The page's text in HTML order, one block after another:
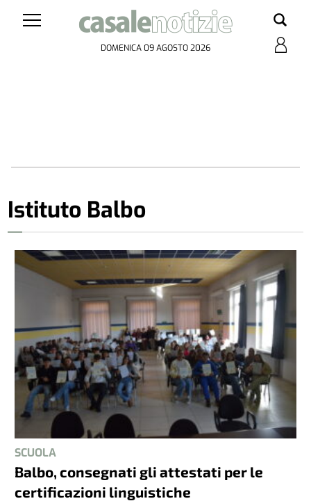
DOMENICA 09 AGOSTO 2026
Istituto Balbo
SCUOLA
Balbo, consegnati gli attestati per le
certificazioni linguistiche